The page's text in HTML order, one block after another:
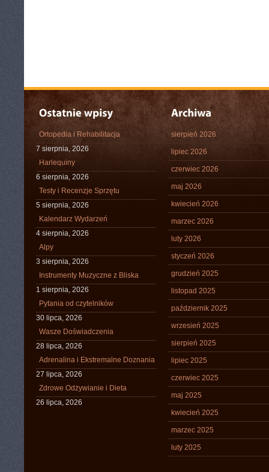
Ortopedia i Rehabilitacja
7 sierpnia, 2026
Harlequiny
6 sierpnia, 2026
Testy i Recenzje Sprzętu
5 sierpnia, 2026
Kalendarz Wydarzeń
4 sierpnia, 2026
Alpy
3 sierpnia, 2026
Instrumenty Muzyczne z Bliska
1 sierpnia, 2026
Pytania od czytelników
30 lipca, 2026
Wasze Doświadczenia
28 lipca, 2026
Adrenalina i Ekstremalne Doznania
27 lipca, 2026
Zdrowe Odżywianie i Dieta
26 lipca, 2026
sierpień 2026
lipiec 2026
czerwiec 2026
maj 2026
kwiecień 2026
marzec 2026
luty 2026
styczeń 2026
grudzień 2025
listopad 2025
październik 2025
wrzesień 2025
sierpień 2025
lipiec 2025
czerwiec 2025
maj 2025
kwiecień 2025
marzec 2025
luty 2025